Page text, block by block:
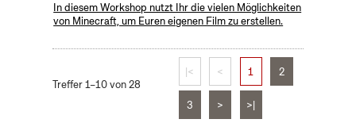
In diesem Workshop nutzt Ihr die vielen Möglichkeiten
von Minecraft, um Euren eigenen Film zu erstellen.
Treffer 1–10 von 28
|< < 1 2
3 > >|